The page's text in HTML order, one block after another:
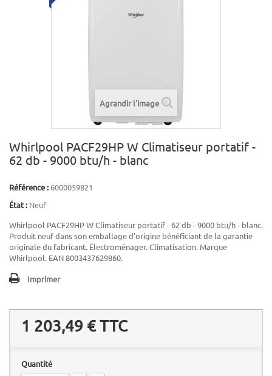
Agrandir l'image
Whirlpool PACF29HP W Climatiseur portatif -
62 db - 9000 btu/h - blanc
Référence : 6000059821
État : Neuf
Whirlpool PACF29HP W Climatiseur portatif - 62 db - 9000 btu/h - blanc.
Produit neuf dans son emballage d'origine bénéficiant de la garantie
originale du fabricant. Électroménager. Climatisation. Marque
Whirlpool. EAN 8003437629860.
Imprimer
1 203,49 €TTC
Quantité